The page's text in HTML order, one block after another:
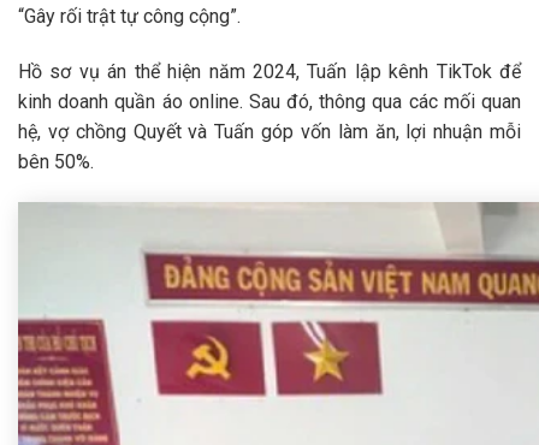
“Gây rối trật tự công cộng”.
Hồ sơ vụ án thể hiện năm 2024, Tuấn lập kênh TikTok để
kinh doanh quần áo online. Sau đó, thông qua các mối quan
hệ, vợ chồng Quyết và Tuấn góp vốn làm ăn, lợi nhuận mỗi
bên 50%.